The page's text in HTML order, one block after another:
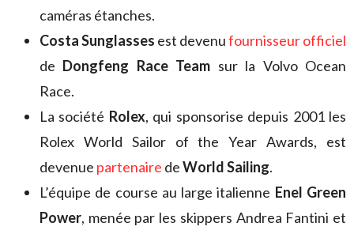
caméras étanches.
Costa Sunglasses est devenufournisseur officiel
de Dongfeng Race Team sur la Volvo Ocean
Race.
La société Rolex, qui sponsorise depuis 2001 les
Rolex World Sailor of the Year Awards, est
devenue partenaire deWorld Sailing.
L’équipe de course au large italienne Enel Green
Power, menée par les skippers Andrea Fantini et